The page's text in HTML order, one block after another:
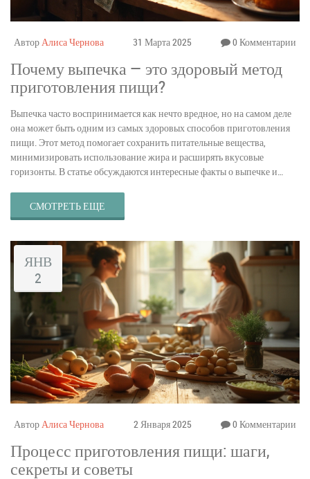
АвторАлиса Чернова 31 Марта 2025 0 Комментарии
Почему выпечка — это здоровый метод
приготовления пищи?
Выпечка часто воспринимается как нечто вредное, но на самом деле
она может быть одним из самых здоровых способов приготовления
пищи. Этот метод помогает сохранить питательные вещества,
минимизировать использование жира и расширять вкусовые
горизонты. В статье обсуждаются интересные факты о выпечке и
жизни, позволяя насладиться не только вкусными, но и полезными
блюдами.
СМОТРЕТЬ ЕЩЕ
ЯНВ
2
АвторАлиса Чернова 2 Января 2025 0 Комментарии
Процесс приготовления пищи: шаги,
секреты и советы